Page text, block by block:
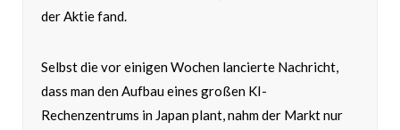
der Aktie fand.
Selbst die vor einigen Wochen lancierte Nachricht,
dass man den Aufbau eines großen KI-
Rechenzentrums in Japan plant, nahm der Markt nur